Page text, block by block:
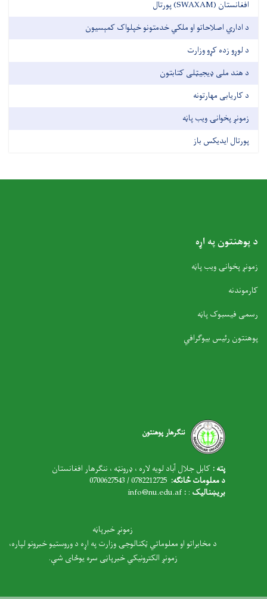
افغانستان (SWAXAM) پورتال
د اداري اصلاحاتو او ملکي خدمتونو خپلواک کمېسیون
د لوړو زده کړو وزارت
د هند ملی ډیجیټلی کتابتون
د کاریابی مهارتونه
زمونږ پخوانۍ ویب پاڼه
پورتال ایدیکس باز
د پوهنتون په اړه
زمونږ پخوانۍ ویب پاڼه
کارموندنه
رسمی فیسبوک پاڼه
پوهنتون رئیس بیوګرافي
ننګرهار پوهنتون
پته : کابل جلال آباد لویه لاره ، ډرونټه ، ننګرهار افغانستان
د معلومات څانګه:
بریښنالیک :
:
info@nu.edu.af
زمونږ خبرپاڼه
د مخابراتو او معلوماتي ټکنالوجۍ وزارت په اړه د وروستیو خبرونو لپاره،
زمونږ الکترونیکي خبرپاڼی سره یوځای شې.